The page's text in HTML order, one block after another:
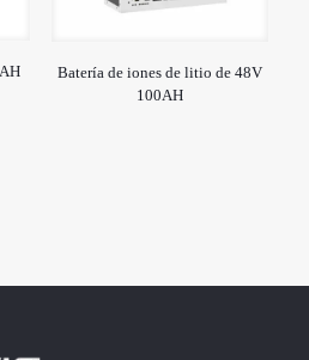
Batería de iones de litio de 48V
100AH